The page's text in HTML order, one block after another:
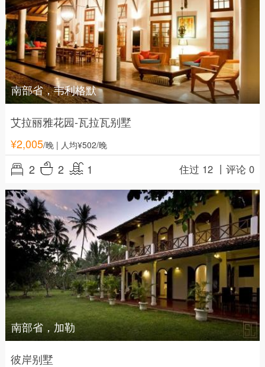
南部省，韦利格默
艾拉丽雅花园-瓦拉瓦别墅
¥2,005/晚| 人均¥502/晚
2 2 1 住过 12 丨评论 0
南部省，加勒
彼岸别墅